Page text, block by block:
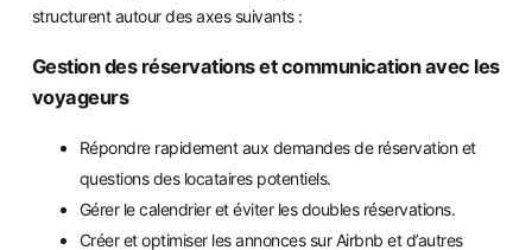
structurent autour des axes suivants :
Gestion des réservations et communication avec les
voyageurs
Répondre rapidement aux demandes de réservation et
questions des locataires potentiels.
Gérer le calendrier et éviter les doubles réservations.
Créer et optimiser les annonces sur Airbnb et d’autres